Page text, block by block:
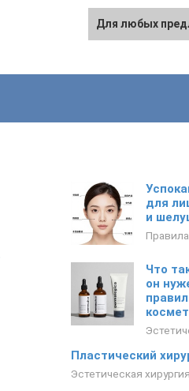
для
и
Что
он
Пластический
Эстетическая хирургия
Для любых